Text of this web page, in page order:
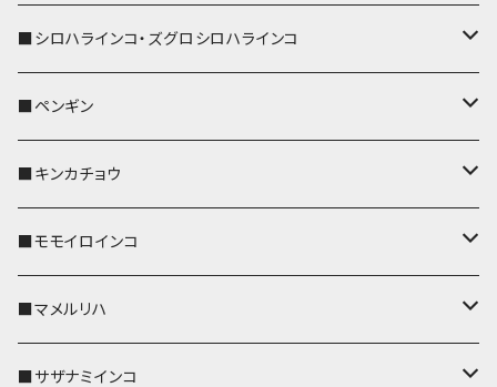
名刺入れ・カードケース
コインケース
メガネケース
ポシェット・バッグ
帆布・デニム
KONBU
Apple Watchバンド
ポーチ
ストラップ付
名刺入れ・カードケース
メガネケース
IDカードホルダー
ポシェット・バッグ
帆布・デニム
KONBU
ポーチ
コインケース
リール付きストラップ
リールのみ
ストラップ付
キーケース
名刺入れ・カードケース
ポシェット・バッグ
帆布・デニム
KONBU
ポーチ
コインケース
リール付きストラップ
リールのみ
ストラップ付
メガネケース
コインケース
IDカードホルダー
ポーチ
ポシェット・バッグ
パスケース
リール付きストラップ
リールのみ
ストラップ付
IDカードホルダー
メガネケース
コインケース
ポシェット・バッグ
キーホルダー
パスケース
IDカードホルダー
リール付きストラップ
リールのみ
ストラップ付
キーケース
メガネケース
キーカバー
キーホルダー
リール付きストラップ
リールのみ
ストラップ付
レザートレイ
パスケース
IDカードホルダー
■シロハラインコ・ズグロシロハラインコ
キーカバー
キーホルダー
リール付きストラップ
リールのみ
ストラップ付
パスケース
IDカードホルダー
■ペンギン
キーカバー
キーホルダー
パスケース
リール付きストラップ
■キンカチョウ
キーカバー
AppleWatchバンド
キーホルダー・チャーム
■モモイロインコ
キーカバー
キーホルダー
■マメルリハ
レザートレイ
■サザナミインコ